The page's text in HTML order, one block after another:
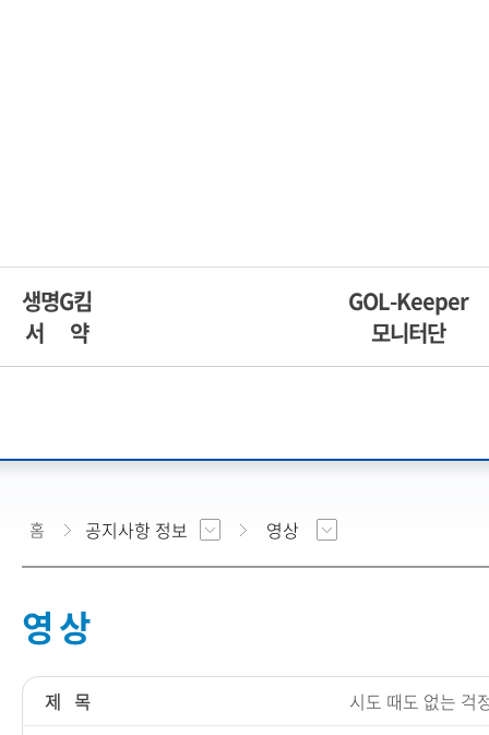
생명G킴
서 약
GOL-Keeper
모니터단
홈 공지사항 정보 영상
영 상
제 목
시도 때도 없는 걱